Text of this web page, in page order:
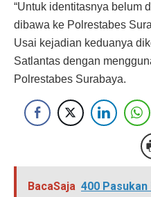
“Untuk identitasnya belum
dibawa ke Polrestabes
Usai kejadian keduanya
Satlantas dengan
Polrestabes Surabaya.
BacaSaja 400